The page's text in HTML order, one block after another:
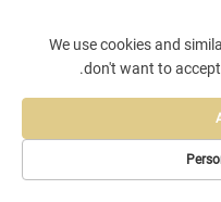
We use cookies and
don't want to accept